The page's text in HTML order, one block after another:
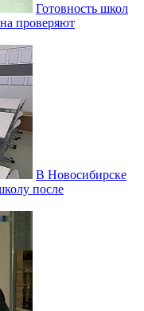
Готовность школ
проверяют
В Новосибирске
после